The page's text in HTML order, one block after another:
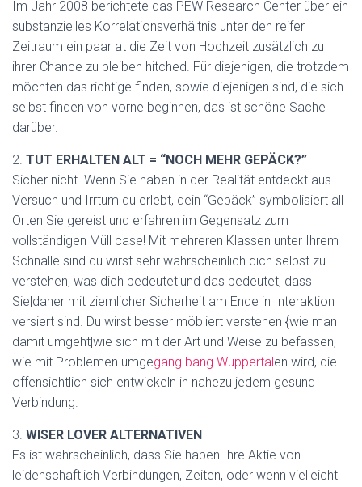
Im Jahr 2008 berichtete das PEW Research Center über ein
substanzielles Korrelationsverhältnis unter den reifer
Zeitraum ein paar at die Zeit von Hochzeit zusätzlich zu
ihrer Chance zu bleiben hitched. Für diejenigen, die trotzdem
möchten das richtige finden, sowie diejenigen sind, die sich
selbst finden von vorne beginnen, das ist schöne Sache
darüber.
2. TUT ERHALTEN ALT = “NOCH MEHR GEPÄCK?”
Sicher nicht. Wenn Sie haben in der Realität entdeckt aus
Versuch und Irrtum du erlebt, dein “Gepäck” symbolisiert all
Orten Sie gereist und erfahren im Gegensatz zum
vollständigen Müll case! Mit mehreren Klassen unter Ihrem
Schnalle sind du wirst sehr wahrscheinlich dich selbst zu
verstehen, was dich bedeutet|und das bedeutet, dass
Sie|daher mit ziemlicher Sicherheit am Ende in Interaktion
versiert sind. Du wirst besser möbliert verstehen {wie man
damit umgeht|wie sich mit der Art und Weise zu befassen,
wie mit Problemen umgegang bang Wuppertalen wird, die
offensichtlich sich entwickeln in nahezu jedem gesund
Verbindung.
3. WISER LOVER ALTERNATIVEN
Es ist wahrscheinlich, dass Sie haben Ihre Aktie von
leidenschaftlich Verbindungen, Zeiten, oder wenn vielleicht